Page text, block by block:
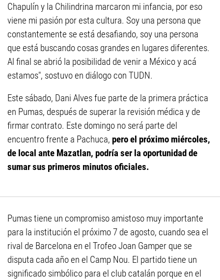
Chapulín y la Chilindrina marcaron mi infancia, por eso
viene mi pasión por esta cultura. Soy una persona que
constantemente se está desafiando, soy una persona
que está buscando cosas grandes en lugares diferentes.
Al final se abrió la posibilidad de venir a México y acá
estamos", sostuvo en diálogo con TUDN.
Este sábado, Dani Alves fue parte de la primera práctica
en Pumas, después de superar la revisión médica y de
firmar contrato. Este domingo no será parte del
encuentro frente a Pachuca, pero el próximo miércoles,
de local ante Mazatlan, podría ser la oportunidad de
sumar sus primeros minutos oficiales.
Pumas tiene un compromiso amistoso muy importante
para la institución el próximo 7 de agosto, cuando sea el
rival de Barcelona en el Trofeo Joan Gamper que se
disputa cada año en el Camp Nou. El partido tiene un
significado simbólico para el club catalán porque en el